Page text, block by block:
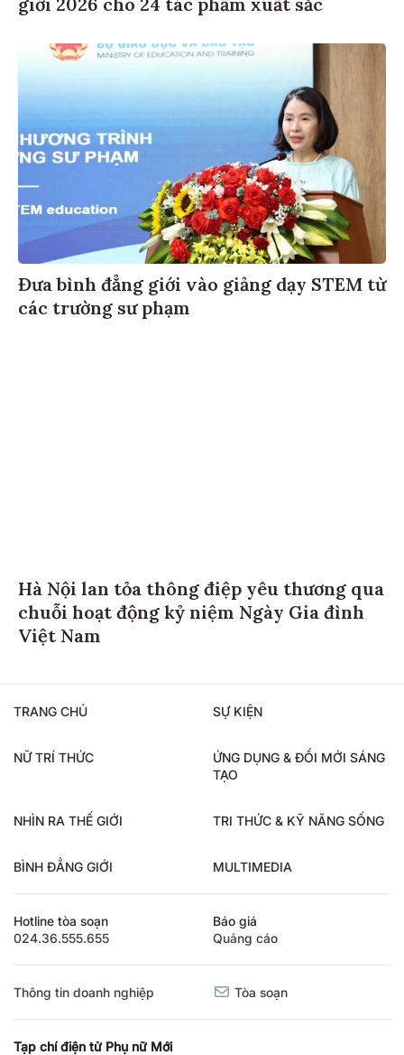
Đưa bình đẳng giới vào giảng dạy STEM từ
các trường sư phạm
Hà Nội lan tỏa thông điệp yêu thương qua
chuỗi hoạt động kỷ niệm Ngày Gia đình
Việt Nam
TRANG CHỦ SỰ KIỆN
NỮ TRÍ THỨC
ỨNG DỤNG & ĐỔI MỚI SÁNG
TẠO
NHÌN RA THẾ GIỚI TRI THỨC & KỸ NĂNG SỐNG
BÌNH ĐẲNG GIỚI MULTIMEDIA
Hotline tòa soạn
024.36.555.655
Báo giá
Quảng cáo
Thông tin doanh nghiệp Tòa soạn
Tạp chí điện tử Phụ nữ Mới